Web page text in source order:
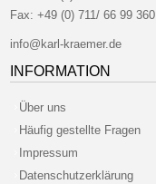
Fax: +49 (0) 711/ 66 99 360
info@karl-kraemer.de
INFORMATION
Über uns
Häufig gestellte Fragen
Impressum
Datenschutzerklärung